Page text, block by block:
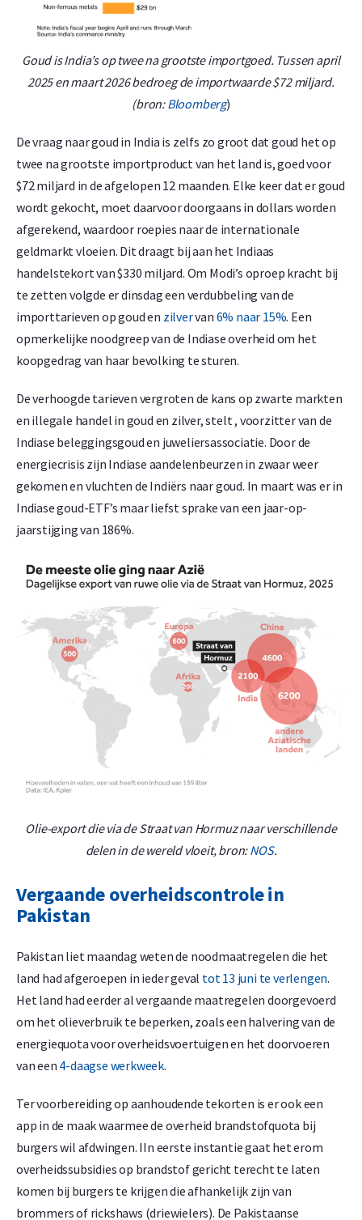
Goud is India’s op twee na grootste importgoed. Tussen april
2025 en maart 2026 bedroeg de importwaarde $72 miljard.
(bron:Bloomberg)
De vraag naar goud in India is zelfs zo groot dat goud het op
twee na grootste importproduct van het land is, goed voor
$72 miljard in de afgelopen 12 maanden. Elke keer dat er goud
wordt gekocht, moet daarvoor doorgaans in dollars worden
afgerekend, waardoor roepies naar de internationale
geldmarkt vloeien. Dit draagt bij aan het Indiaas
handelstekort van $330 miljard. Om Modi’s oproep kracht bij
te zetten volgde er dinsdag een verdubbeling van de
importtarieven op goud en zilvervan 6% naar 15%. Een
opmerkelijke noodgreep van de Indiase overheid om het
koopgedrag van haar bevolking te sturen.
De verhoogde tarieven vergroten de kans op zwarte markten
en illegale handel in goud en zilver, stelt , voorzitter van de
Indiase beleggingsgoud en juweliersassociatie. Door de
energiecrisis zijn Indiase aandelenbeurzen in zwaar weer
gekomen en vluchten de Indiërs naar goud. In maart was er in
Indiase goud-ETF’s maar liefst sprake van een jaar-op-
jaarstijging van 186%.
Olie-export die via de Straat van Hormuz naar verschillende
delen in de wereld vloeit, bron:NOS.
Vergaande overheidscontrole in
Pakistan
Pakistan liet maandag weten de noodmaatregelen die het
land had afgeroepen in ieder geval tot 13 juni te verlengen.
Het land had eerder al vergaande maatregelen doorgevoerd
om het olieverbruik te beperken, zoals een halvering van de
energiequota voor overheidsvoertuigen en het doorvoeren
van een 4-daagse werkweek.
Ter voorbereiding op aanhoudende tekorten is er ook een
app in de maak waarmee de overheid brandstofquota bij
burgers wil afdwingen. IIn eerste instantie gaat het erom
overheidssubsidies op brandstof gericht terecht te laten
komen bij burgers te krijgen die afhankelijk zijn van
brommers of rickshaws (driewielers). De Pakistaanse